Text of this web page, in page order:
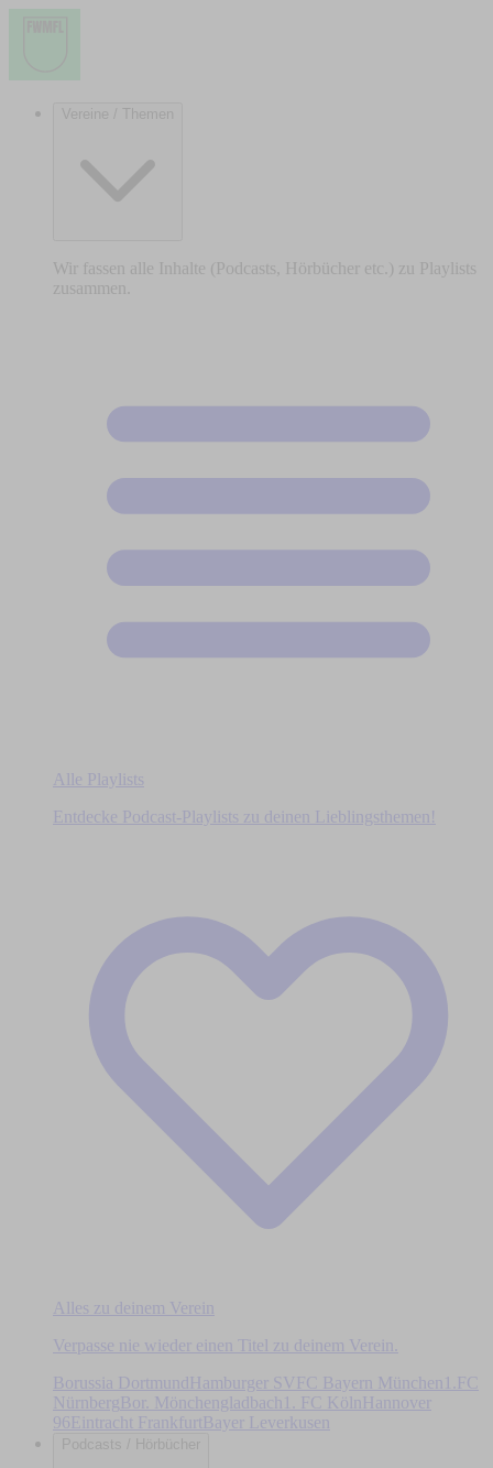
Vereine / Themen
Wir fassen alle Inhalte (Podcasts, Hörbücher etc.) zu Playlists
zusammen.
Alle Playlists
Entdecke Podcast-Playlists zu deinen Lieblingsthemen!
Alles zu deinem Verein
Verpasse nie wieder einen Titel zu deinem Verein.
Borussia DortmundHamburger SV FC Bayern München
1.FC
Nürnberg Bor. Mönchengladbach 1. FC Köln
Hannover
96Eintracht Frankfurt Bayer Leverkusen
Podcasts / Hörbücher